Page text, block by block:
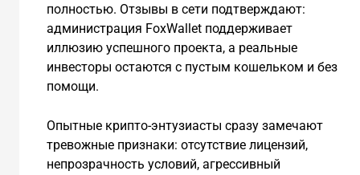
полностью. Отзывы в сети подтверждают:
администрация FoxWallet поддерживает
иллюзию успешного проекта, а реальные
инвесторы остаются с пустым кошельком и без
помощи.
Опытные крипто-энтузиасты сразу замечают
тревожные признаки: отсутствие лицензий,
непрозрачность условий, агрессивный